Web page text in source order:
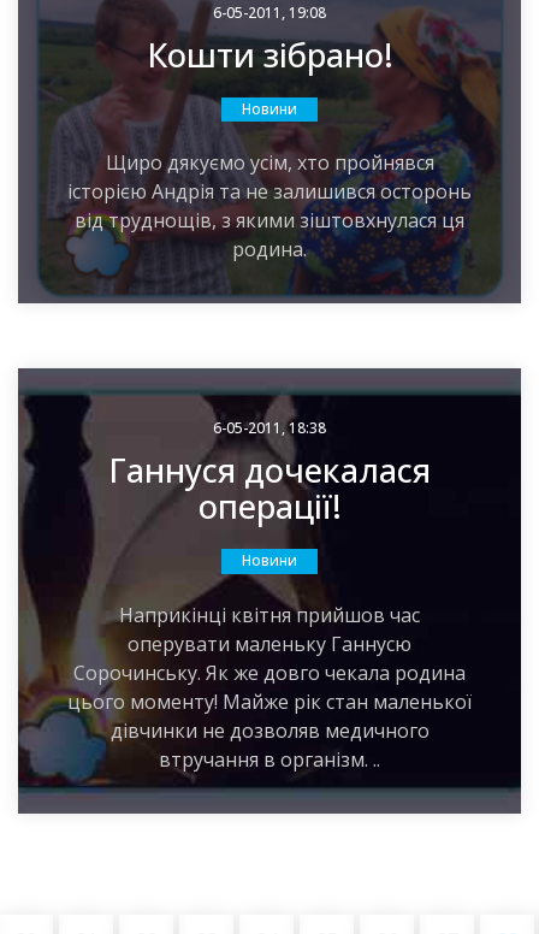
6-05-2011, 19:08
Кошти зібрано!
Новини
Щиро дякуємо усім, хто пройнявся
історією Андрія та не залишився осторонь
від труднощів, з якими зіштовхнулася ця
родина.
6-05-2011, 18:38
Ганнуся дочекалася
операції!
Новини
Наприкінці квітня прийшов час
оперувати маленьку Ганнусю
Сорочинську. Як же довго чекала родина
цього моменту! Майже рік стан маленької
дівчинки не дозволяв медичного
втручання в організм. ..